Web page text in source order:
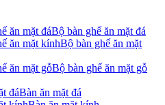
Bộ bàn ghế ăn mặt đá
Bộ bàn ghế ăn mặt
Bộ bàn ghế ăn mặt gỗ
Bàn ăn mặt đá